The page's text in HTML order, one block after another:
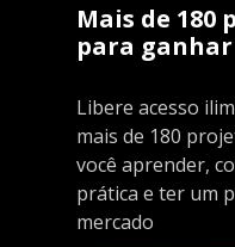
Mais de
para
Libere acesso
mais de 180
você aprender,
prática e ter um
mercado